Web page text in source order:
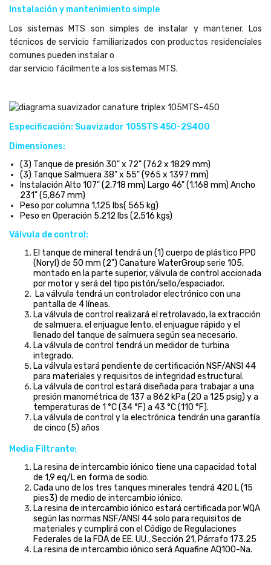
Instalación y mantenimiento simple
Los sistemas MTS son simples de instalar y mantener. Los
técnicos de servicio familiarizados con productos residenciales
comunes pueden instalar o
dar servicio fácilmente a los sistemas MTS.
Especificación: Suavizador 105STS 450-2S400
Dimensiones:
(3) Tanque de presión 30" x 72" (762 x 1829 mm)
(3) Tanque Salmuera 38" x 55" (965 x 1397 mm)
Instalación Alto 107" (2,718 mm) Largo 46" (1,168 mm) Ancho
231" (5,867 mm)
Peso por columna 1,125 lbs( 565 kg)
Peso en Operación 5,212 lbs (2,516 kgs)
Válvula de control:
El tanque de mineral tendrá un (1) cuerpo de plástico PPO
(Noryl) de 50 mm (2") Canature WaterGroup serie 105,
montado en la parte superior, válvula de control accionada
por motor y será del tipo pistón/sello/espaciador.
La válvula tendrá un controlador electrónico con una
pantalla de 4 líneas.
La válvula de control realizará el retrolavado, la extracción
de salmuera, el enjuague lento, el enjuague rápido y el
llenado del tanque de salmuera según sea necesario.
La válvula de control tendrá un medidor de turbina
integrado.
La válvula estará pendiente de certificación NSF/ANSI 44
para materiales y requisitos de integridad estructural.
La válvula de control estará diseñada para trabajar a una
presión manométrica de 137 a 862 kPa (20 a 125 psig) y a
temperaturas de 1 °C (34 °F) a 43 °C (110 °F).
La válvula de control y la electrónica tendrán una garantía
de cinco (5) años
Media Filtrante:
La resina de intercambio iónico tiene una capacidad total
de 1,9 eq/L en forma de sodio.
Cada uno de los tres tanques minerales tendrá 420 L (15
pies3) de medio de intercambio iónico.
La resina de intercambio iónico estará certificada por WQA
según las normas NSF/ANSI 44 solo para requisitos de
materiales y cumplirá con el Código de Regulaciones
Federales de la FDA de EE. UU., Sección 21, Párrafo 173.25
La resina de intercambio iónico será Aquafine AQ100-Na.